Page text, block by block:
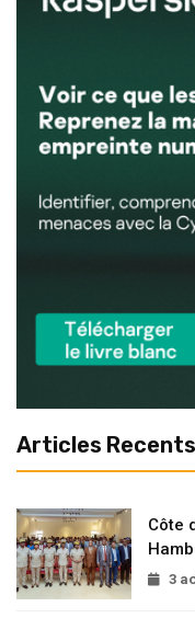
Articles Recents
Côte
3